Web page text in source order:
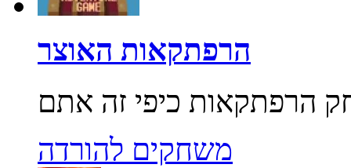
הרפתקאות האוצר
משחקים להורדה